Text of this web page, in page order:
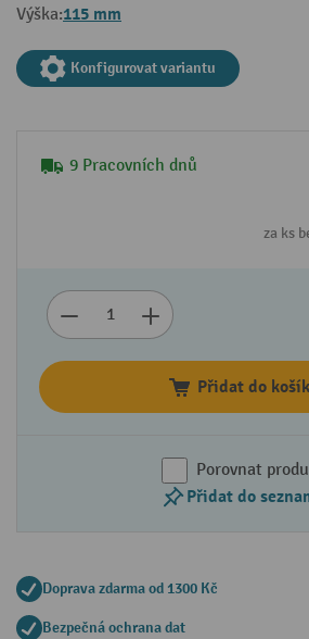
Výška:115 mm
Konfigurovat variantu
9 Pracovních dnů
za ks
Přidat do
Porovnat
Přidat do
Doprava zdarma od 1300 Kč
Bezpečná ochrana dat